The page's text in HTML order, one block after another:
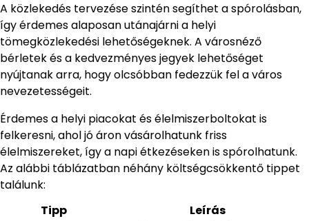
A közlekedés tervezése szintén segíthet a spórolásban,
így érdemes alaposan utánajárni a helyi
tömegközlekedési lehetőségeknek. A városnéző
bérletek és a kedvezményes jegyek lehetőséget
nyújtanak arra, hogy olcsóbban fedezzük fel a város
nevezetességeit.
Érdemes a helyi piacokat és élelmiszerboltokat is
felkeresni, ahol jó áron vásárolhatunk friss
élelmiszereket, így a napi étkezéseken is spórolhatunk.
Az alábbi táblázatban néhány költségcsökkentő tippet
találunk:
Tipp
Leírás